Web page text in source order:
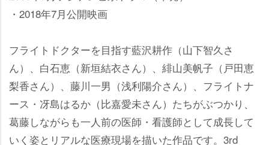
・2018年7月公開映画
フライトドクターを目指す藍沢耕作（山下智久さ
ん）、白石恵（新垣結衣さん）、緋山美帆子（戸田恵
梨香さん）、藤川一男（浅利陽介さん）、フライトナ
ース・冴島はるか（比嘉愛未さん）たちがぶつかり、
葛藤しながらも一人前の医師・看護師として成長して
いく姿とリアルな医療現場を描いた作品です。3rd